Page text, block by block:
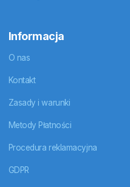
Informacja
O nas
Kontakt
Zasady i warunki
Metody Płatności
Procedura reklamacyjna
GDPR